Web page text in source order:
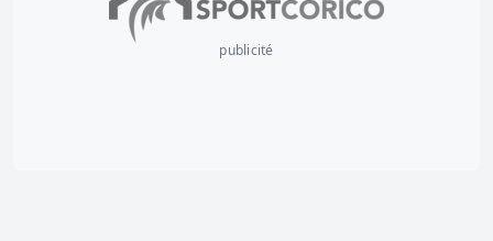
publicité